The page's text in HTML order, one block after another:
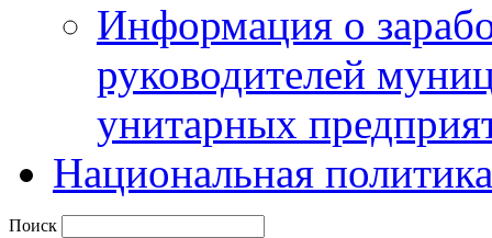
Информация о
руководителей
унитарных
Национальная политика
Поиск